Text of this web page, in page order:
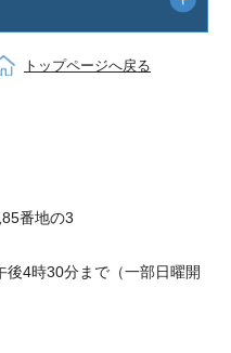
トップページへ戻る
番地の3
後4時30分まで（一部日曜開